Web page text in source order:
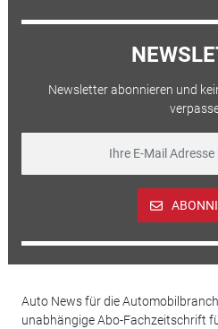
Newsletter abonnieren und
Auto News für die
unabhängige Abo-Fachzeitschrift